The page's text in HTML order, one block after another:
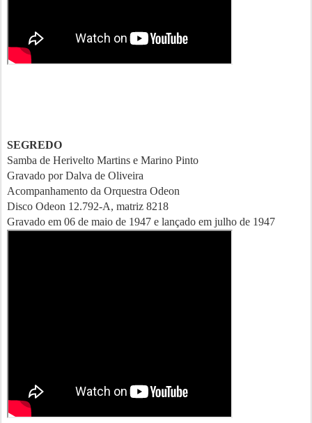
SEGREDO
Samba de Herivelto Martins e Marino Pinto
Gravado por Dalva de Oliveira
Acompanhamento da Orquestra Odeon
Disco Odeon 12.792-A, matriz 8218
Gravado em 06 de maio de 1947 e lançado em julho de 1947